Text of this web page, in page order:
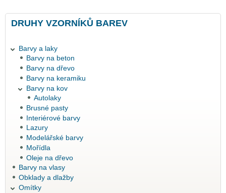
DRUHY VZORNÍKŮ BAREV
Barvy a laky
Barvy na beton
Barvy na dřevo
Barvy na keramiku
Barvy na kov
Autolaky
Brusné pasty
Interiérové barvy
Lazury
Modelářské barvy
Mořídla
Oleje na dřevo
Barvy na vlasy
Obklady a dlažby
Omítky